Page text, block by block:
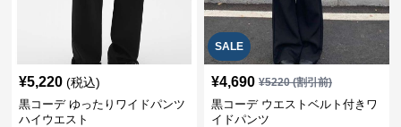
¥5,220 (税込)
黒コーデ ゆったりワイドパンツ
ハイウエスト
SALE
¥4,690 ¥5220(割引前)
黒コーデ ウエストベルト付きワ
イドパンツ